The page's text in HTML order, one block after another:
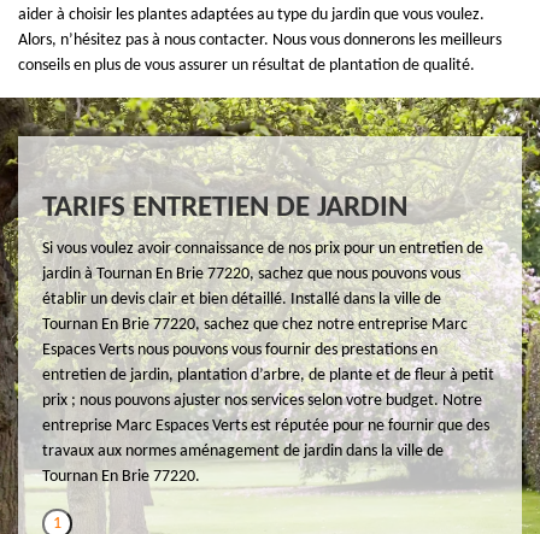
aider à choisir les plantes adaptées au type du jardin que vous voulez.
Alors, n’hésitez pas à nous contacter. Nous vous donnerons les meilleurs
conseils en plus de vous assurer un résultat de plantation de qualité.
TARIFS ENTRETIEN DE JARDIN
Si vous voulez avoir connaissance de nos prix pour un entretien de
jardin à Tournan En Brie 77220, sachez que nous pouvons vous
établir un devis clair et bien détaillé. Installé dans la ville de
Tournan En Brie 77220, sachez que chez notre entreprise Marc
Espaces Verts nous pouvons vous fournir des prestations en
entretien de jardin, plantation d’arbre, de plante et de fleur à petit
prix ; nous pouvons ajuster nos services selon votre budget. Notre
entreprise Marc Espaces Verts est réputée pour ne fournir que des
travaux aux normes aménagement de jardin dans la ville de
Tournan En Brie 77220.
1